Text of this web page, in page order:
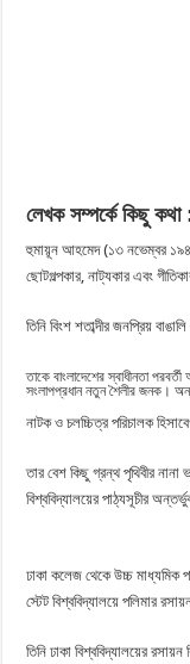
লেখক সম্পর্কে কিছু কথা
হুমায়ূন আহমেদ (১৩ নভেম্বর
ছোটগল্পকার, নাট্যকার এবং
তিনি বিংশ শতাব্দীর জনপ্রিয়
তাকে বাংলাদেশের স্বাধীনতা
সংলাপপ্রধান নতুন শৈলীর জনক। অন্য
নাটক ও চলচ্চিত্র পরিচালক
তার বেশ কিছু গ্রন্থ পৃথিবীর
বিশ্ববিদ্যালয়ের পাঠ্যসূচীর
ঢাকা কলেজ থেকে উচ্চ মাধ্যমিক
স্টেট বিশ্ববিদ্যালয়ে পলিমার
তিনি ঢাকা বিশ্ববিদ্যালয়ের